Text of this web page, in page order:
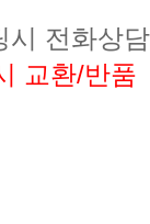
상담
교환/반품